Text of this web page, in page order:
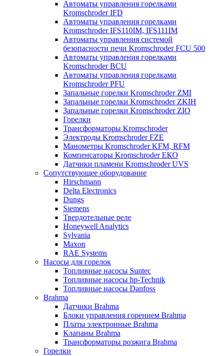
Автоматы управления горелками
Kromschroder IFD
Автоматы управления горелками
Kromschroder IFS110IM, IFS111IM
Автоматы управления системой
безопасности печи Kromschroder FCU 500
Автоматы управления горелками
Kromschroder BCU
Автоматы управления горелками
Kromschroder PFU
Запальные горелки Kromschroder ZМI
Запальные горелки Kromschroder ZKIH
Запальные горелки Kromschroder ZIO
Горелки
Трансформаторы Kromschroder
Электроды Kromschroder FZE
Манометры Kromschroder KFM, RFM
Компенсаторы Kromschroder ЕКО
Датчики пламени Kromschroder UVS
Сопутствующее оборудование
Hirschmann
Delta Electronics
Dungs
Siemens
Твердотельные реле
Honeywell Analytics
Sylvania
Maxon
RAE Systems
Насосы для горелок
Топливные насосы Suntec
Топливные насосы hp-Technik
Топливные насосы Danfoss
Brahma
Датчики Brahma
Блоки управления горением Brahma
Платы электронные Brahma
Клапаны Brahma
Трансформаторы розжига Brahma
Горелки